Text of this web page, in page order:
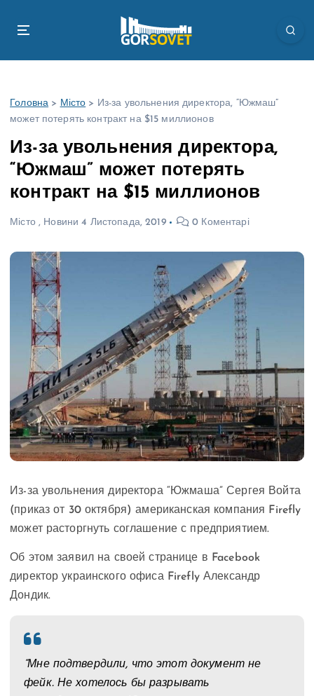
Головна > Місто > Из-за увольнения директора, “Южмаш”
может потерять контракт на $15 миллионов
Из-за увольнения директора,
“Южмаш” может потерять
контракт на $15 миллионов
Місто, Новини 4 Листопада, 2019 0 Коментарі
Из-за увольнения директора “Южмаша” Сергея Войта
(приказ от 30 октября) американская компания Firefly
может расторгнуть соглашение с предприятием.
Об этом заявил на своей странице в Facebook
директор украинского офиса Firefly Александр
Дондик.
“Мне подтвердили, что этот документ не
фейк. Не хотелось бы разрывать